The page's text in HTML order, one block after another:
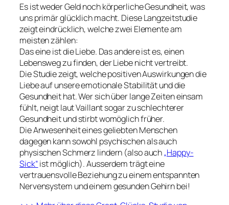
Es ist weder Geld noch körperliche Gesundheit, was
uns primär glücklich macht. Diese Langzeitstudie
zeigt eindrücklich, welche zwei Elemente am
meisten zählen:
Das eine ist die Liebe. Das andere ist es, einen
Lebensweg zu finden, der Liebe nicht vertreibt.
Die Studie zeigt, welche positiven Auswirkungen die
Liebe auf unsere emotionale Stabilität und die
Gesundheit hat. Wer sich über lange Zeiten einsam
fühlt, neigt laut Vaillant sogar zu schlechterer
Gesundheit und stirbt womöglich früher.
Die Anwesenheit eines geliebten Menschen
dagegen kann sowohl psychischen als auch
physischen Schmerz lindern (also auch„Happy-
Sick“ist möglich). Ausserdem trägt eine
vertrauensvolle Beziehung zu einem entspannten
Nervensystem und einem gesunden Gehirn bei!